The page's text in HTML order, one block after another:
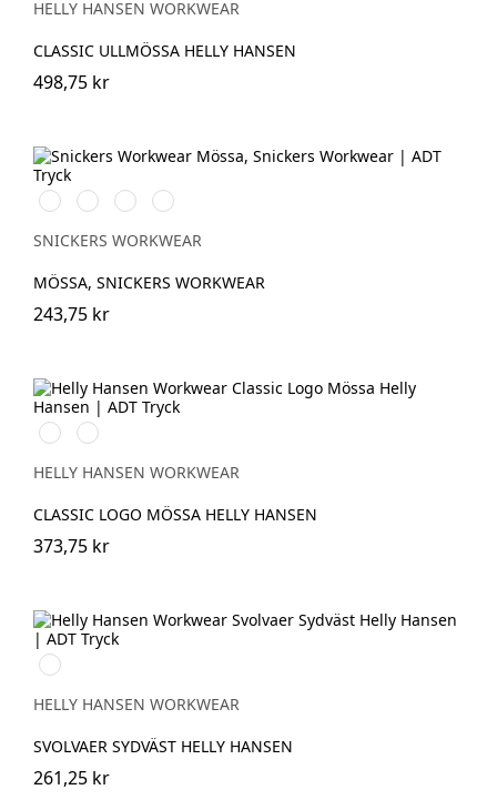
GREY
HELLY HANSEN WORKWEAR
CLASSIC ULLMÖSSA HELLY HANSEN
498,75 kr
Äkta
blå/Svart
Marinblå/Vit
Stålgrå/VitSvart/Gul
SNICKERS WORKWEAR
MÖSSA, SNICKERS WORKWEAR
243,75 kr
991
BLACK
971
DARK
GREY
HELLY HANSEN WORKWEAR
CLASSIC LOGO MÖSSA HELLY HANSEN
373,75 kr
310
LIGHT
YELLOW
HELLY HANSEN WORKWEAR
SVOLVAER SYDVÄST HELLY HANSEN
261,25 kr